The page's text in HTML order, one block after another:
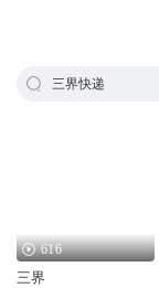
三界快递
616
三界